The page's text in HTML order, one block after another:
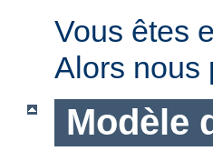
Vous êtes
Alors nous
Modèle